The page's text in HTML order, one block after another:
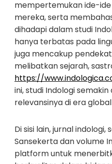
mempertemukan ide-
mereka, serta
dihadapi dalam studi
hanya terbatas pada
juga mencakup
melibatkan sejarah,
https://
ini, studi Indologi
relevansinya di era
Di sisi lain, jurnal indologi,
Sansekerta dan volume
platform untuk